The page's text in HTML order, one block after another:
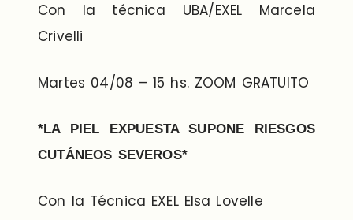
Con la técnica UBA/EXEL Marcela
Crivelli
Martes 04/08 – 15 hs. ZOOM GRATUITO
*LA PIEL EXPUESTA SUPONE RIESGOS
CUTÁNEOS SEVEROS*
Con la Técnica EXEL Elsa Lovelle